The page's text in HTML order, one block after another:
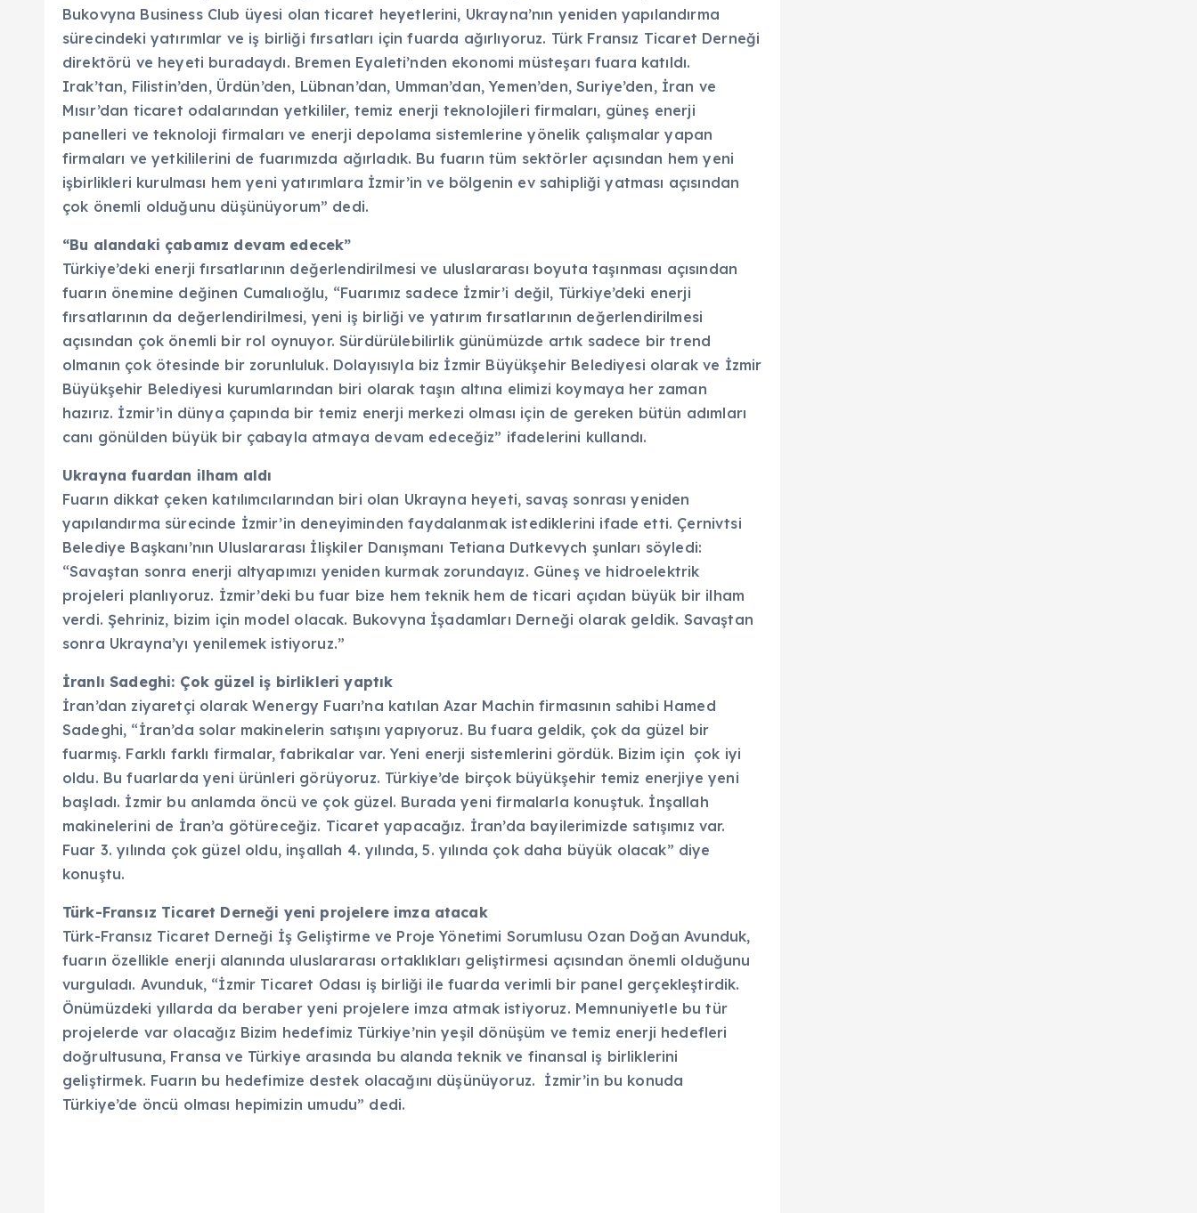
Bukovyna Business Club üyesi olan ticaret heyetlerini, Ukrayna’nın yeniden yapılandırma
sürecindeki yatırımlar ve iş birliği fırsatları için fuarda ağırlıyoruz. Türk Fransız Ticaret Derneği
direktörü ve heyeti buradaydı. Bremen Eyaleti’nden ekonomi müsteşarı fuara katıldı.
Irak’tan, Filistin’den, Ürdün’den, Lübnan’dan, Umman’dan, Yemen’den, Suriye’den, İran ve
Mısır’dan ticaret odalarından yetkililer, temiz enerji teknolojileri firmaları, güneş enerji
panelleri ve teknoloji firmaları ve enerji depolama sistemlerine yönelik çalışmalar yapan
firmaları ve yetkililerini de fuarımızda ağırladık. Bu fuarın tüm sektörler açısından hem yeni
işbirlikleri kurulması hem yeni yatırımlara İzmir’in ve bölgenin ev sahipliği yatması açısından
çok önemli olduğunu düşünüyorum” dedi.
“Bu alandaki çabamız devam edecek”
Türkiye’deki enerji fırsatlarının değerlendirilmesi ve uluslararası boyuta taşınması açısından
fuarın önemine değinen Cumalıoğlu, “Fuarımız sadece İzmir’i değil, Türkiye’deki enerji
fırsatlarının da değerlendirilmesi, yeni iş birliği ve yatırım fırsatlarının değerlendirilmesi
açısından çok önemli bir rol oynuyor. Sürdürülebilirlik günümüzde artık sadece bir trend
olmanın çok ötesinde bir zorunluluk. Dolayısıyla biz İzmir Büyükşehir Belediyesi olarak ve İzmir
Büyükşehir Belediyesi kurumlarından biri olarak taşın altına elimizi koymaya her zaman
hazırız. İzmir’in dünya çapında bir temiz enerji merkezi olması için de gereken bütün adımları
canı gönülden büyük bir çabayla atmaya devam edeceğiz” ifadelerini kullandı.
Ukrayna fuardan ilham aldı
Fuarın dikkat çeken katılımcılarından biri olan Ukrayna heyeti, savaş sonrası yeniden
yapılandırma sürecinde İzmir’in deneyiminden faydalanmak istediklerini ifade etti. Çernivtsi
Belediye Başkanı’nın Uluslararası İlişkiler Danışmanı Tetiana Dutkevych şunları söyledi:
“Savaştan sonra enerji altyapımızı yeniden kurmak zorundayız. Güneş ve hidroelektrik
projeleri planlıyoruz. İzmir’deki bu fuar bize hem teknik hem de ticari açıdan büyük bir ilham
verdi. Şehriniz, bizim için model olacak. Bukovyna İşadamları Derneği olarak geldik. Savaştan
sonra Ukrayna’yı yenilemek istiyoruz.”
İranlı Sadeghi: Çok güzel iş birlikleri yaptık
İran’dan ziyaretçi olarak Wenergy Fuarı’na katılan Azar Machin firmasının sahibi Hamed
Sadeghi, “İran’da solar makinelerin satışını yapıyoruz. Bu fuara geldik, çok da güzel bir
fuarmış. Farklı farklı firmalar, fabrikalar var. Yeni enerji sistemlerini gördük. Bizim için çok iyi
oldu. Bu fuarlarda yeni ürünleri görüyoruz. Türkiye’de birçok büyükşehir temiz enerjiye yeni
başladı. İzmir bu anlamda öncü ve çok güzel. Burada yeni firmalarla konuştuk. İnşallah
makinelerini de İran’a götüreceğiz. Ticaret yapacağız. İran’da bayilerimizde satışımız var.
Fuar 3. yılında çok güzel oldu, inşallah 4. yılında, 5. yılında çok daha büyük olacak” diye
konuştu.
Türk-Fransız Ticaret Derneği yeni projelere imza atacak
Türk-Fransız Ticaret Derneği İş Geliştirme ve Proje Yönetimi Sorumlusu Ozan Doğan Avunduk,
fuarın özellikle enerji alanında uluslararası ortaklıkları geliştirmesi açısından önemli olduğunu
vurguladı. Avunduk, “İzmir Ticaret Odası iş birliği ile fuarda verimli bir panel gerçekleştirdik.
Önümüzdeki yıllarda da beraber yeni projelere imza atmak istiyoruz. Memnuniyetle bu tür
projelerde var olacağız Bizim hedefimiz Türkiye’nin yeşil dönüşüm ve temiz enerji hedefleri
doğrultusuna, Fransa ve Türkiye arasında bu alanda teknik ve finansal iş birliklerini
geliştirmek. Fuarın bu hedefimize destek olacağını düşünüyoruz. İzmir’in bu konuda
Türkiye’de öncü olması hepimizin umudu” dedi.